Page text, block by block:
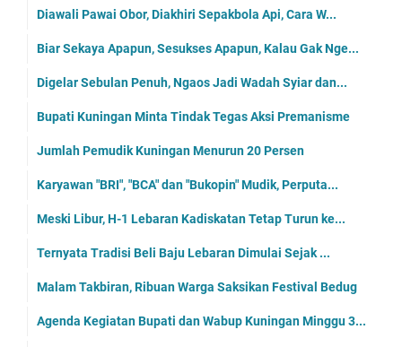
Diawali Pawai Obor, Diakhiri Sepakbola Api, Cara W...
Biar Sekaya Apapun, Sesukses Apapun, Kalau Gak Nge...
Digelar Sebulan Penuh, Ngaos Jadi Wadah Syiar dan...
Bupati Kuningan Minta Tindak Tegas Aksi Premanisme
Jumlah Pemudik Kuningan Menurun 20 Persen
Karyawan "BRI", "BCA" dan "Bukopin" Mudik, Perputa...
Meski Libur, H-1 Lebaran Kadiskatan Tetap Turun ke...
Ternyata Tradisi Beli Baju Lebaran Dimulai Sejak ...
Malam Takbiran, Ribuan Warga Saksikan Festival Bedug
Agenda Kegiatan Bupati dan Wabup Kuningan Minggu 3...